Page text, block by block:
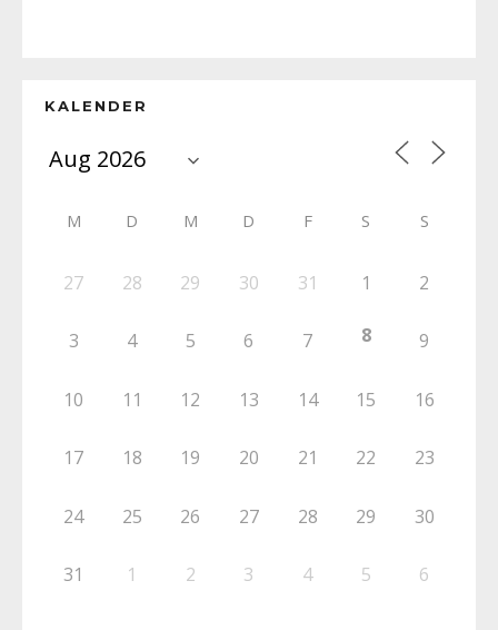
KALENDER
M D M D F S S
27 28 29 30 31 1 2
3 4 5 6 7 8 9
10 11 12 13 14 15 16
17 18 19 20 21 22 23
24 25 26 27 28 29 30
31 1 2 3 4 5 6